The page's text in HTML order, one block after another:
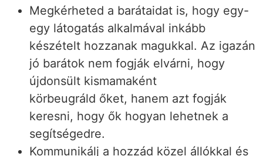
Megkérheted a barátaidat is, hogy egy-
egy látogatás alkalmával inkább
készételt hozzanak magukkal. Az igazán
jó barátok nem fogják elvárni, hogy
újdonsült kismamaként
körbeugráld őket, hanem azt fogják
keresni, hogy ők hogyan lehetnek a
segítségedre.
Kommunikálj a hozzád közel állókkal és